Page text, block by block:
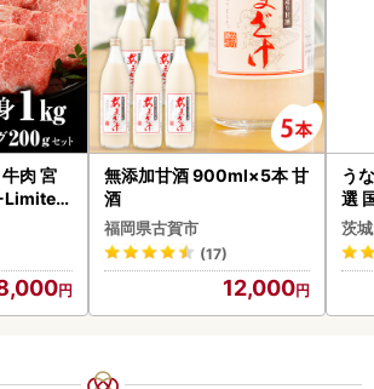
牛肉 宮
Limited
無添加甘酒 900ml×5本 甘
酒
福岡県古賀市
(17)
12,000
う
選
付
あ
人
茨